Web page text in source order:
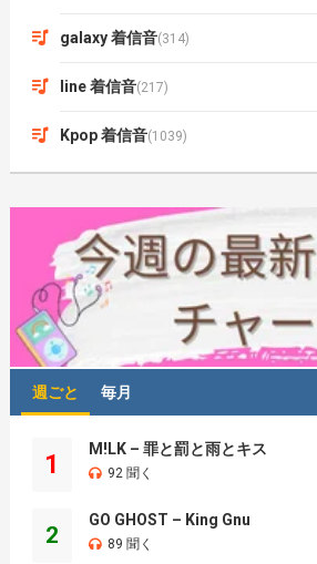
galaxy 着信音(314)
line 着信音(217)
Kpop 着信音(1039)
週ごと 毎月
1
M!LK – 罪と罰と雨とキス
92 聞く
2
GO GHOST – King Gnu
89 聞く